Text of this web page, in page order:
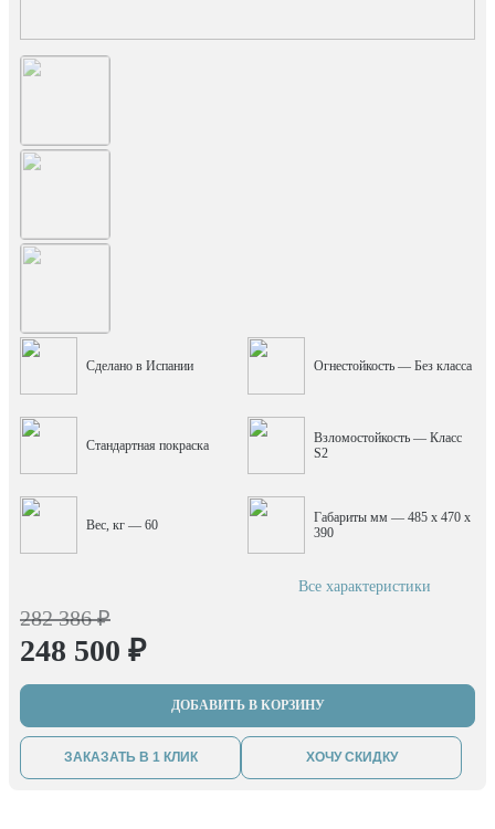
Сделано в Испании Огнестойкость — Без класса
Стандартная покраска
Взломостойкость — Класс
S2
Вес, кг — 60
Габариты мм — 485 x 470 x
390
Все характеристики
282 386 ₽
248 500 ₽
ДОБАВИТЬ В КОРЗИНУ
ЗАКАЗАТЬ В 1 КЛИК ХОЧУ СКИДКУ